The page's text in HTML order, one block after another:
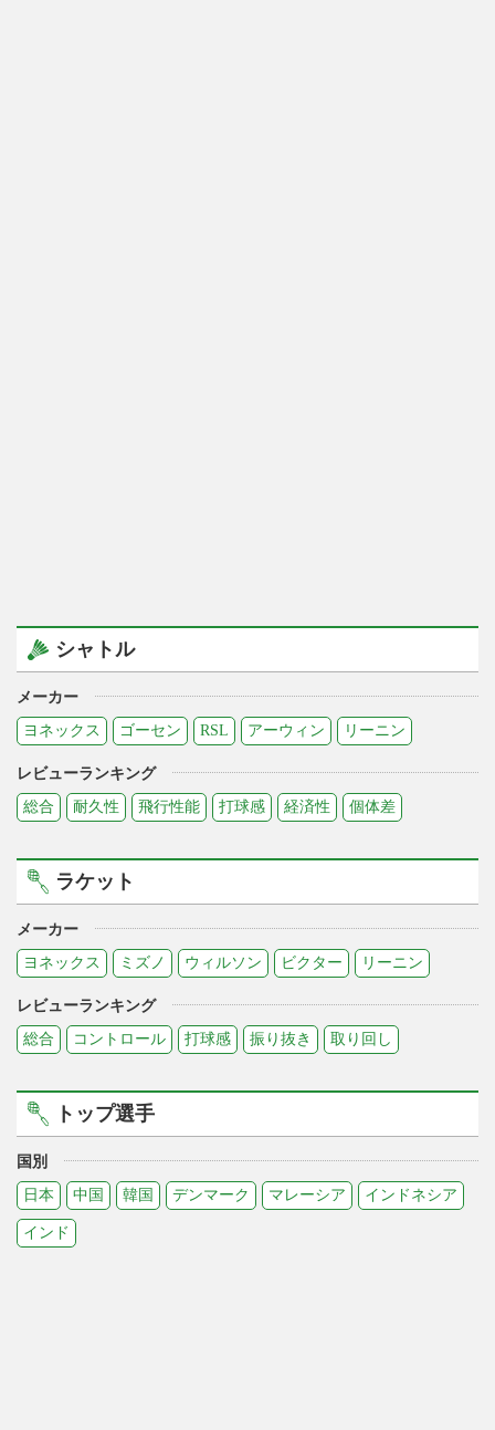
シャトル
メーカー
ヨネックス
ゴーセン RSL アーウィン リーニン
レビューランキング
総合
耐久性 飛行性能 打球感 経済性 個体差
ラケット
メーカー
ヨネックス
ミズノ ウィルソン ビクター リーニン
レビューランキング
総合
コントロール 打球感 振り抜き 取り回し
トップ選手
国別
日本
中国 韓国 デンマーク マレーシア インドネシア
インド